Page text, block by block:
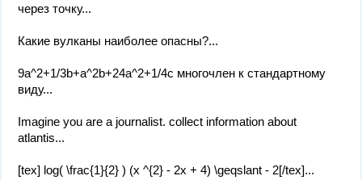
через точку...
Какие вулканы наиболее опасны?...
9а^2+1/3b+a^2b+24a^2+1/4c многочлен к стандартному
виду...
Imagine you are a journalist. collect information about
atlantis...
[tex] log( \frac{1}{2} ) (x ^{2} - 2x + 4) \geqslant - 2[/tex]...